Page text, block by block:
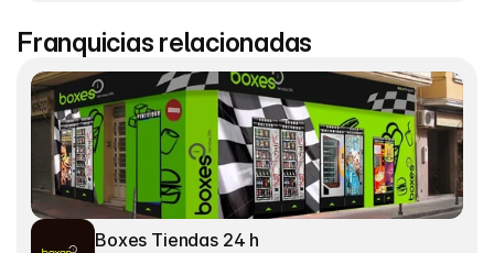
Franquicias relacionadas
Boxes Tiendas 24 h